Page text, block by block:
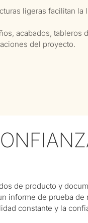
ligeras facilitan
acabados, tableros
del proyecto.
de producto y
informe de prueba
constante y la